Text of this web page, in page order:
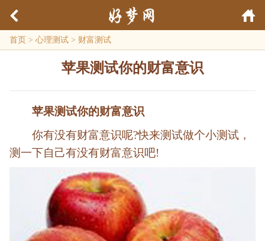
首页 > 心理测试 > 财富测试
苹果测试你的财富意识
苹果测试你的财富意识
你有没有财富意识呢?快来测试做个小测试，
测一下自己有没有财富意识吧!